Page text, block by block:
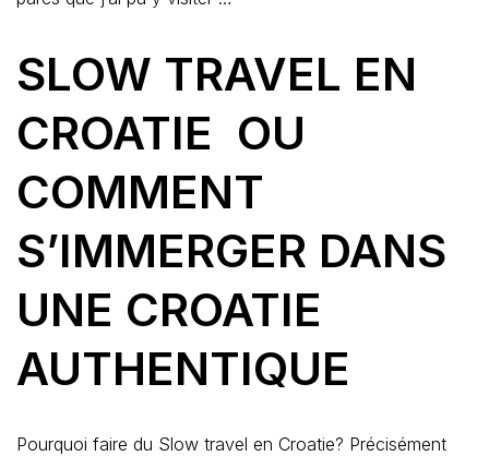
SLOW TRAVEL EN
CROATIE OU
COMMENT
S’IMMERGER DANS
UNE CROATIE
AUTHENTIQUE
Pourquoi faire du Slow travel en Croatie? Précisément